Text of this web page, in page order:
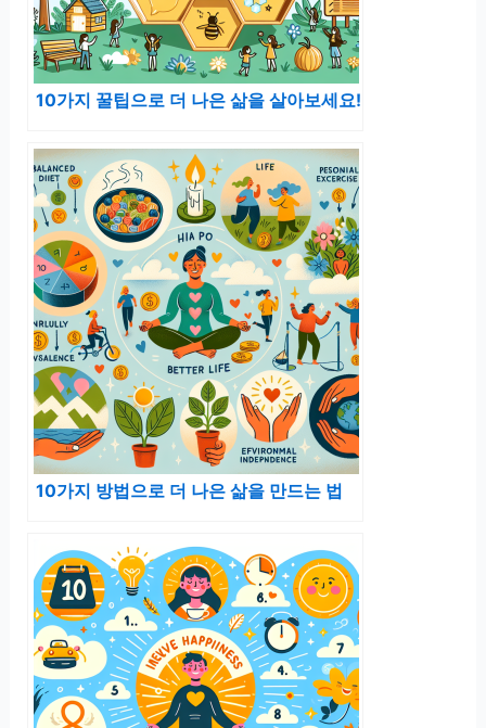
10가지 꿀팁으로 더 나은 삶을 살아보세요!
10가지 방법으로 더 나은 삶을 만드는 법